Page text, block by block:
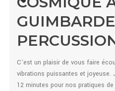
GUIMBARDE
C’est un plaisir de vous faire
vibrations puissantes et joyeuse.
12 minutes pour nos pratiques
us